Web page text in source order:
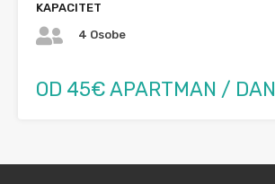
KAPACITET
4 Osobe
OD 45€ APARTMAN / DAN